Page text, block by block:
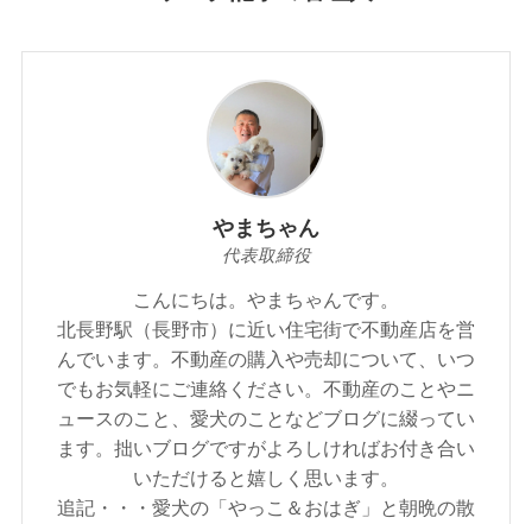
やまちゃん
代表取締役
こんにちは。やまちゃんです。
北長野駅（長野市）に近い住宅街で不動産店を営
んでいます。不動産の購入や売却について、いつ
でもお気軽にご連絡ください。不動産のことやニ
ュースのこと、愛犬のことなどブログに綴ってい
ます。拙いブログですがよろしければお付き合い
いただけると嬉しく思います。
追記・・・愛犬の「やっこ＆おはぎ」と朝晩の散